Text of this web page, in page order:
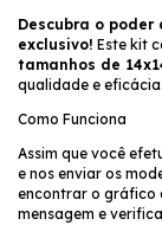
Descubra o
exclusivo! Este kit
tamanhos de
qualidade e eficácia.
Como Funciona
Assim que você
e nos enviar os
encontrar o gráfico
mensagem e